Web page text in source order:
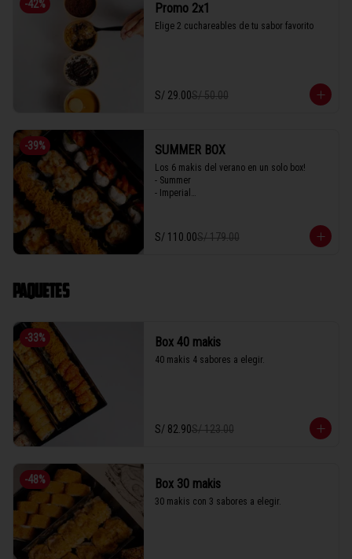
-42% Promo 2x1
Elige 2 cuchareables de tu sabor favorito
S/ 29.00S/ 50.00
-39% SUMMER BOX
Los 6 makis del verano en un solo box!
- Summer
- Imperial
- Acevichado
- Parma
S/ 110.00S/ 179.00
PAQUETES
-33% Box 40 makis
40 makis 4 sabores a elegir.
S/ 82.90S/ 123.00
-48% Box 30 makis
30 makis con 3 sabores a elegir.